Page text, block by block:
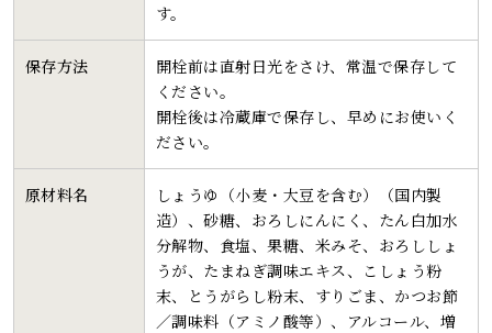
す。
保存方法
開栓前は直射日光をさけ、常温で保存して
ください。
開栓後は冷蔵庫で保存し、早めにお使いく
ださい。
原材料名
しょうゆ（小麦・大豆を含む）（国内製
造）、砂糖、おろしにんにく、たん白加水
分解物、食塩、果糖、米みそ、おろししょ
うが、たまねぎ調味エキス、こしょう粉
末、とうがらし粉末、すりごま、かつお節
／調味料（アミノ酸等）、アルコール、増